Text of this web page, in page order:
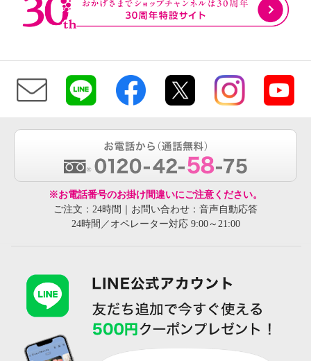
※お電話番号のお掛け間違いにご注意ください。
ご注文：24時間｜お問い合わせ：音声自動応答
24時間／オペレーター対応 9:00～21:00